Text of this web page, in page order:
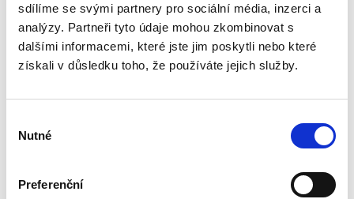
sdílíme se svými partnery pro sociální média, inzerci a
analýzy. Partneři tyto údaje mohou zkombinovat s
dalšími informacemi, které jste jim poskytli nebo které
získali v důsledku toho, že používáte jejich služby.
souhlasu
Nutné
Preferenční
Výklad práva
Evropské unie